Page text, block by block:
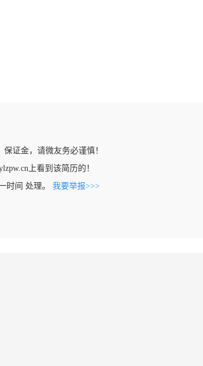
证金，请微友务必谨慎！
上看到该简历的！
时间 处理。 我要举报>>>